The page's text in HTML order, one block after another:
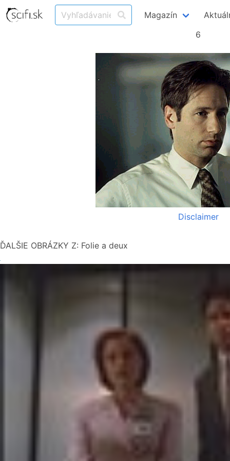
Magazín
6
Disclaimer
ĎALŠIE OBRÁZKY Z: Folie a deux